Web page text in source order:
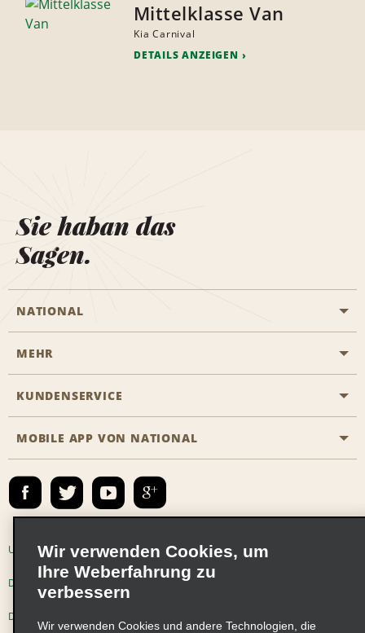
Mittelklasse Van
Kia Carnival
DETAILS ANZEIGEN
Sie haban das
Sagen.
NATIONAL
Eine Reservierung vornehmen
Das Business Rental Programm
Emerald Club Anmelden
MEHR
Karriere
KUNDENSERVICE
Barrierefreiheit
Kontakt
E-Mail anmelden
MOBILE APP VON NATIONAL
Unternehmensinformationen Nutzungsbedingungen
Datenschutzrichtlinie Cookie-Richtlinie
Datenschutzoptionen
Wir verwenden Cookies, um
Ihre Weberfahrung zu
verbessern
Wir verwenden Cookies und andere Technologien, die